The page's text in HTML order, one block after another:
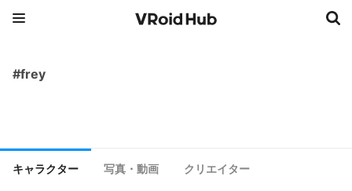
#frey
キャラクター 写真・動画 クリエイター